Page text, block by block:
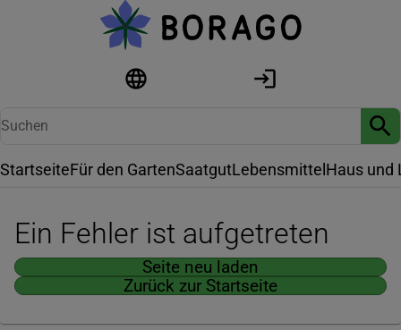
StartseiteFür den GartenSaatgutLebensmittel Haus und
Ein Fehler ist aufgetreten
Seite neu laden
Zurück zur Startseite